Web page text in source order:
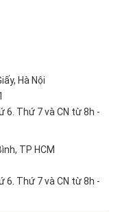
Hà Nội
6. Thứ 7 và CN từ 8h -
TP HCM
6. Thứ 7 và CN từ 8h -